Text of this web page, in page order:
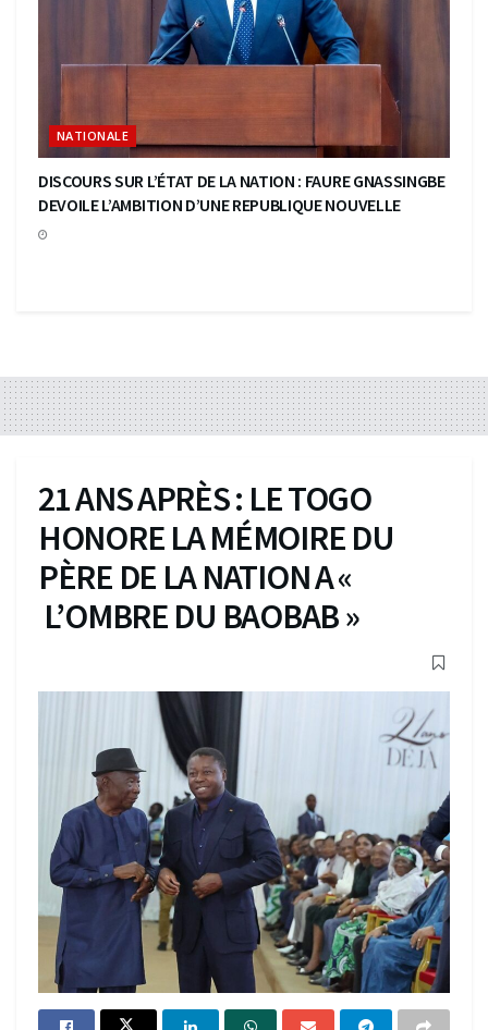
NATIONALE
DISCOURS SUR L’ÉTAT DE LA NATION : FAURE GNASSINGBE
DEVOILE L’AMBITION D’UNE REPUBLIQUE NOUVELLE
21 ANS APRÈS : LE TOGO
HONORE LA MÉMOIRE DU
PÈRE DE LA NATION A «
L’OMBRE DU BAOBAB »